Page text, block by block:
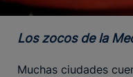
Los zocos de la
Muchas ciudades